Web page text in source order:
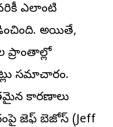
ఎలాంటి
అయితే,
ప్రాంతాల్లో
సమాచారం.
కారణాలు
జెఫ్‌ బెజోస్‌ (Jeff